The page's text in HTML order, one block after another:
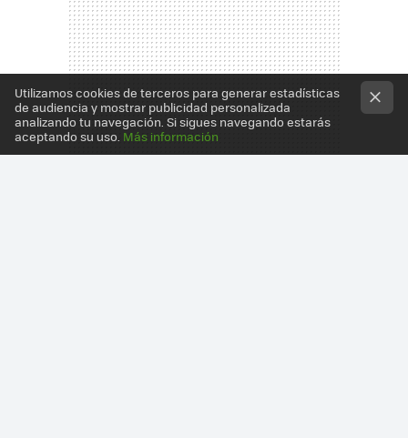
Utilizamos cookies de terceros para generar estadísticas
de audiencia y mostrar publicidad personalizada
analizando tu navegación. Si sigues navegando estarás
aceptando su uso. Más información